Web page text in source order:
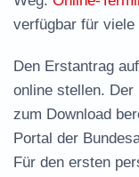
verfügbar für viele
Den Erstantrag
online stellen. Der
zum Download
Portal der
Für den ersten